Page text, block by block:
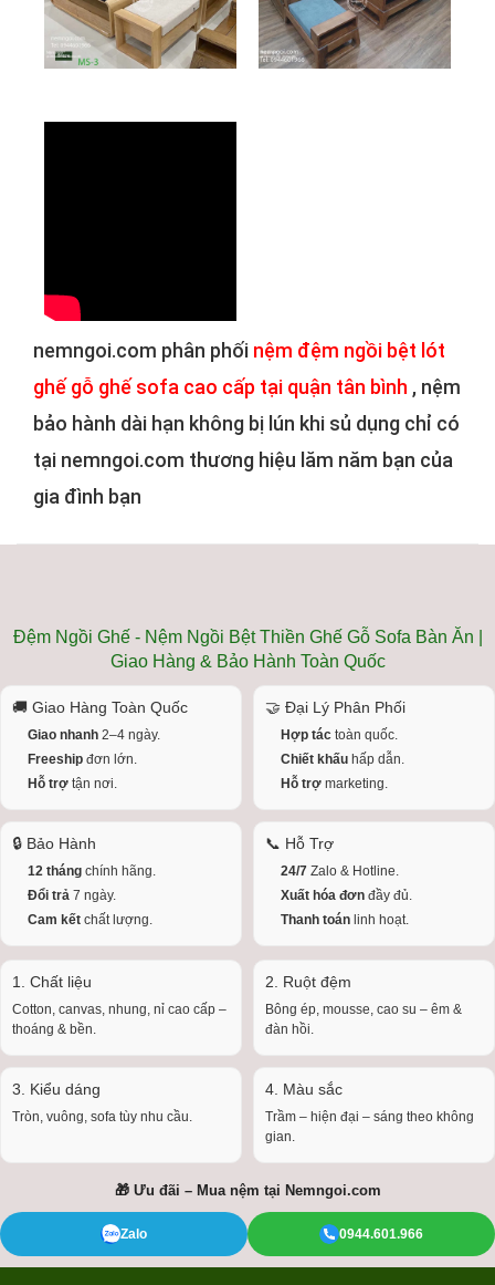
nemngoi.com phân phối nệm đệm ngồi bệt lót
ghế gỗ ghế sofa cao cấp tại quận tân bình , nệm
bảo hành dài hạn không bị lún khi sủ dụng chỉ có
tại nemngoi.com thương hiệu lăm năm bạn của
gia đình bạn
Đệm Ngồi Ghế - Nệm Ngồi Bệt Thiền Ghế Gỗ Sofa Bàn Ăn |
Giao Hàng & Bảo Hành Toàn Quốc
🚚 Giao Hàng Toàn Quốc
Giao nhanh 2–4 ngày.
Freeship đơn lớn.
Hỗ trợ tận nơi.
🤝 Đại Lý Phân Phối
Hợp tác toàn quốc.
Chiết khấu hấp dẫn.
Hỗ trợ marketing.
🔒 Bảo Hành
12 tháng chính hãng.
Đổi trả 7 ngày.
Cam kết chất lượng.
📞 Hỗ Trợ
24/7 Zalo & Hotline.
Xuất hóa đơn đầy đủ.
Thanh toán linh hoạt.
1. Chất liệu
Cotton, canvas, nhung, nỉ cao cấp –
thoáng & bền.
2. Ruột đệm
Bông ép, mousse, cao su – êm &
đàn hồi.
3. Kiểu dáng
Tròn, vuông, sofa tùy nhu cầu.
4. Màu sắc
Trầm – hiện đại – sáng theo không
gian.
🎁 Ưu đãi – Mua nệm tại Nemngoi.com
Zalo 0944.601.966